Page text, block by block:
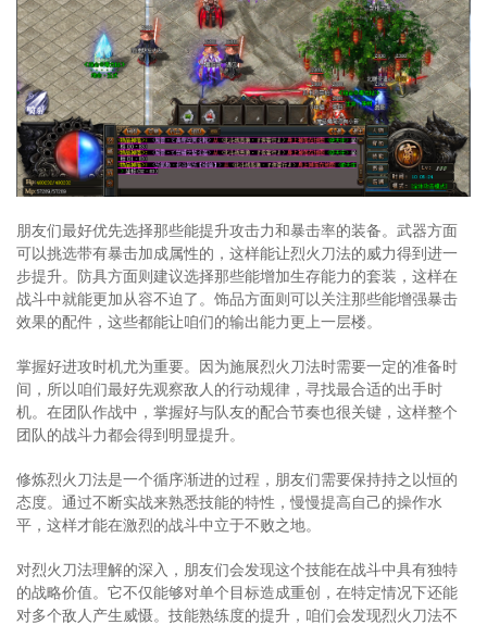
朋友们最好优先选择那些能提升攻击力和暴击率的装备。武器方面
可以挑选带有暴击加成属性的，这样能让烈火刀法的威力得到进一
步提升。防具方面则建议选择那些能增加生存能力的套装，这样在
战斗中就能更加从容不迫了。饰品方面则可以关注那些能增强暴击
效果的配件，这些都能让咱们的输出能力更上一层楼。
掌握好进攻时机尤为重要。因为施展烈火刀法时需要一定的准备时
间，所以咱们最好先观察敌人的行动规律，寻找最合适的出手时
机。在团队作战中，掌握好与队友的配合节奏也很关键，这样整个
团队的战斗力都会得到明显提升。
修炼烈火刀法是一个循序渐进的过程，朋友们需要保持持之以恒的
态度。通过不断实战来熟悉技能的特性，慢慢提高自己的操作水
平，这样才能在激烈的战斗中立于不败之地。
对烈火刀法理解的深入，朋友们会发现这个技能在战斗中具有独特
的战略价值。它不仅能够对单个目标造成重创，在特定情况下还能
对多个敌人产生威慑。技能熟练度的提升，咱们会发现烈火刀法不